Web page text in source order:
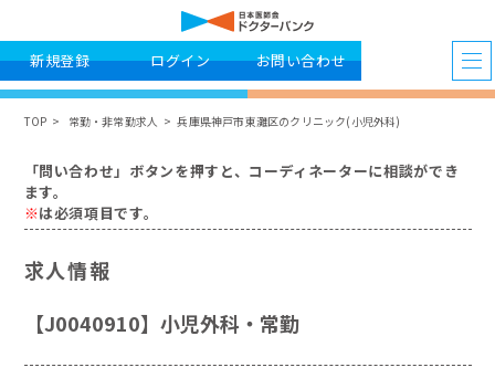
新規登録 ログイン お問い合わせ
TOP 常勤・非常勤求人 兵庫県神戸市東灘区のクリニック(小児外科)
「問い合わせ」ボタンを押すと、コーディネーターに相談ができ
ます。
※は必須項目です。
求人情報
【J0040910】小児外科・常勤